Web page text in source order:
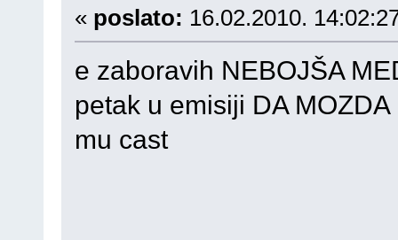
« poslato: 16.02.2010.
e zaboravih NEBOJŠA
petak u emisiji DA
mu cast